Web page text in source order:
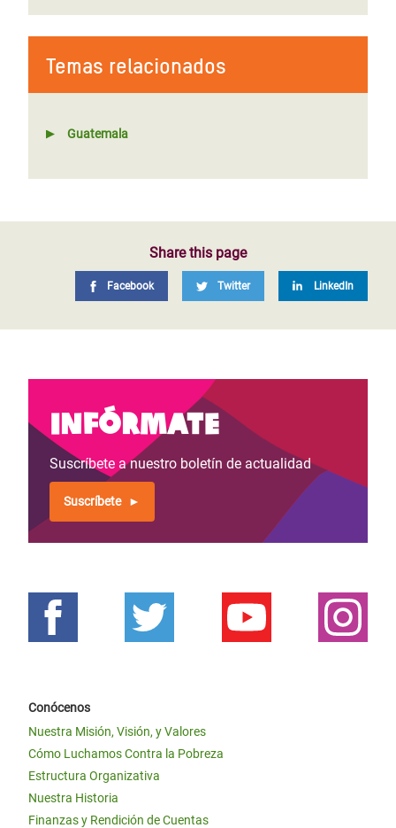
Temas relacionados
Guatemala
Share this page
Facebook Twitter LinkedIn
Infórmate
Suscríbete a nuestro boletín de actualidad
Suscríbete
Conócenos
Nuestra Misión, Visión, y Valores
Cómo Luchamos Contra la Pobreza
Estructura Organizativa
Nuestra Historia
Finanzas y Rendición de Cuentas